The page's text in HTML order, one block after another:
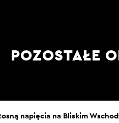
POZOSTAŁE
napięcia na Bliskim